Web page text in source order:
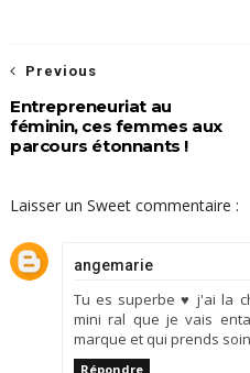
Previous
Entrepreneuriat au
féminin, ces femmes aux
parcours étonnants !
Laisser un Sweet commentaire :
angemarie
Tu es superbe ♥ j'ai la
mini ral que je vais
marque et qui prends
Répondre